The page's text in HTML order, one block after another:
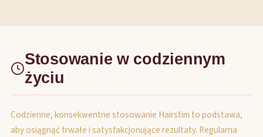
Stosowanie w codziennym
życiu
Codzienne, konsekwentne stosowanie Hairstim to podstawa,
aby osiągnąć trwałe i satysfakcjonujące rezultaty. Regularna